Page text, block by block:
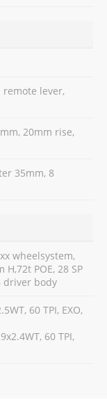
remote lever,
20mm rise,
35mm, 8
wheelsystem,
POE, 28 SP
driver body
60 TPI, EXO,
60 TPI,